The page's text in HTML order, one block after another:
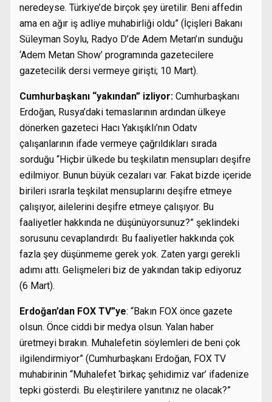
neredeyse. Türkiye’de birçok şey üretilir. Beni affedin
ama en ağır iş adliye muhabirliği oldu” (İçişleri Bakanı
Süleyman Soylu, Radyo D’de Adem Metan’ın sunduğu
‘Adem Metan Show’ programında gazetecilere
gazetecilik dersi vermeye girişti; 10 Mart).
Cumhurbaşkanı “yakından” izliyor: Cumhurbaşkanı
Erdoğan, Rusya’daki temaslarının ardından ülkeye
dönerken gazeteci Hacı Yakışıklı’nın Odatv
çalışanlarının ifade vermeye çağrıldıkları sırada
sorduğu “Hiçbir ülkede bu teşkilatın mensupları deşifre
edilmiyor. Bunun büyük cezaları var. Fakat bizde içeride
birileri ısrarla teşkilat mensuplarını deşifre etmeye
çalışıyor, ailelerini deşifre etmeye çalışıyor. Bu
faaliyetler hakkında ne düşünüyorsunuz?” şeklindeki
sorusunu cevaplandırdı: Bu faaliyetler hakkında çok
fazla şey düşünmeme gerek yok. Zaten yargı gerekli
adımı attı. Gelişmeleri biz de yakından takip ediyoruz
(6 Mart).
Erdoğan’dan FOX TV”ye: “Bakın FOX önce gazete
olsun. Önce ciddi bir medya olsun. Yalan haber
üretmeyi bırakın. Muhalefetin söylemleri de beni çok
ilgilendirmiyor” (Cumhurbaşkanı Erdoğan, FOX TV
muhabirinin “Muhalefet ‘birkaç şehidimiz var’ ifadenize
tepki gösterdi. Bu eleştirilere yanıtınız ne olacak?”